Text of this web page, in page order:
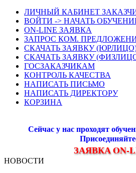
ЛИЧНЫЙ КАБИНЕТ
ВОЙТИ -> НАЧАТЬ
ON-LINE ЗАЯВКА
ЗАПРОС КОМ.
СКАЧАТЬ ЗАЯВКУ
СКАЧАТЬ ЗАЯВКУ
ГОСЗАКАЗЧИКАМ
КОНТРОЛЬ КАЧЕСТВА
НАПИСАТЬ ПИСЬМО
НАПИСАТЬ ДИРЕКТОРУ
КОРЗИНА
Сейчас у нас проходят
ЗАЯВКА ON-
НОВОСТИ